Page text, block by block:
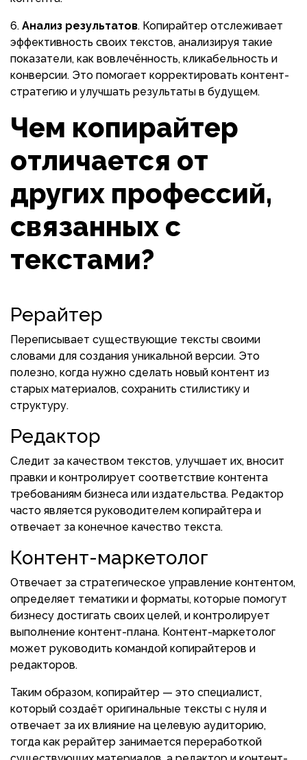
Анализ результатов. Копирайтер отслеживает
эффективность своих текстов, анализируя такие
показатели, как вовлечённость, кликабельность и
конверсии. Это помогает корректировать контент-
стратегию и улучшать результаты в будущем.
Чем копирайтер
отличается от
других профессий,
связанных с
текстами?
Рерайтер
Переписывает существующие тексты своими
словами для создания уникальной версии. Это
полезно, когда нужно сделать новый контент из
старых материалов, сохранить стилистику и
структуру.
Редактор
Следит за качеством текстов, улучшает их, вносит
правки и контролирует соответствие контента
требованиям бизнеса или издательства. Редактор
часто является руководителем копирайтера и
отвечает за конечное качество текста.
Контент-маркетолог
Отвечает за стратегическое управление контентом,
определяет тематики и форматы, которые помогут
бизнесу достигать своих целей, и контролирует
выполнение контент-плана. Контент-маркетолог
может руководить командой копирайтеров и
редакторов.
Таким образом, копирайтер — это специалист,
который создаёт оригинальные тексты с нуля и
отвечает за их влияние на целевую аудиторию,
тогда как рерайтер занимается переработкой